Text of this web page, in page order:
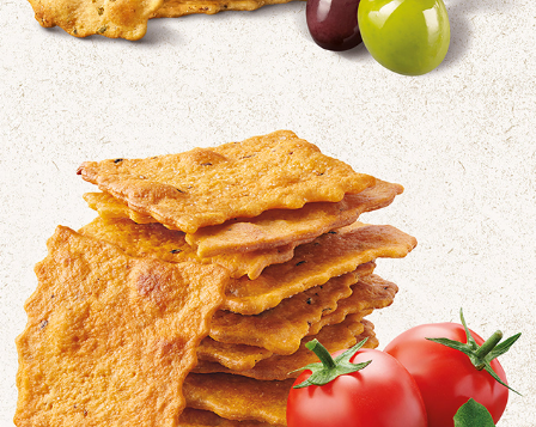
WASA DELICATE OLIVE